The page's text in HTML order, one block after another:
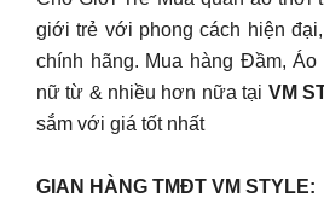
giới trẻ với phong cách hiện
chính hãng. Mua hàng Đầm,
nữ từ & nhiều hơn nữa tại VM
sắm với giá tốt nhất
GIAN HÀNG TMĐT VM STYLE: